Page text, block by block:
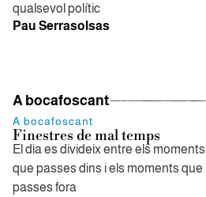
qualsevol polític
Pau Serrasolsas
A bocafoscant
A bocafoscant
Finestres de mal temps
El dia es divideix entre els moments
que passes dins i els moments que
passes fora